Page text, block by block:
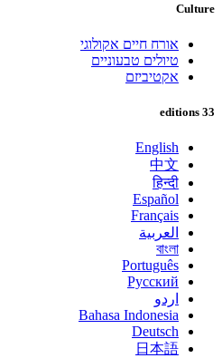
אורח חיים אקולוגי
טיולים טבעוניים
אקטיביזם
English
中文
हिन्दी
Español
Français
العربية
বাংলা
Português
Русский
اردو
Bahasa Indonesia
Deutsch
日本語